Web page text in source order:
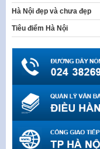
Hà Nội đẹp và chưa đẹp
Tiêu điểm Hà Nội